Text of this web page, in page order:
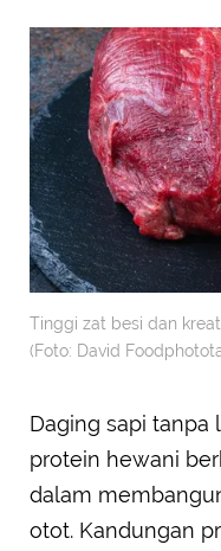
Tinggi zat besi dan
(Foto: David
Daging sapi
protein hewani
dalam
otot. Kandungan